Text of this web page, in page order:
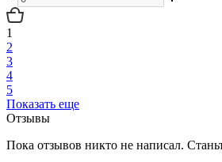
1
2
3
4
5
Показать еще
Отзывы
Пока отзывов никто не написал.